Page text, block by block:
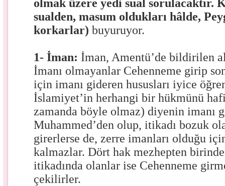
olmak üzere yedi sual sorulacaktır.
sualden, masum oldukları hâlde,
korkarlar) buyuruyor.
1- İman: İman, Amentü’de bildirilen
İmanı olmayanlar Cehenneme girip
için imanı gideren hususları iyice
İslamiyet’in herhangi bir hükmünü
zamanda böyle olmaz) diyenin imanı
Muhammed’den olup, itikadı bozuk
girerlerse de, zerre imanları olduğu
kalmazlar. Dört hak mezhepten
itikadında olanlar ise Cehenneme
çekilirler.